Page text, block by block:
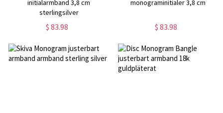
initialarmband 3,8 cm
sterlingsilver
$ 83.98
monograminitialer 3,8 cm
$ 83.98